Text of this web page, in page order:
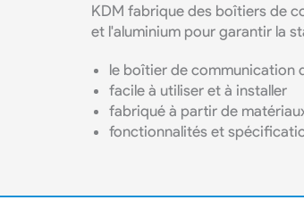
KDM fabrique des boîtiers de
et l'aluminium pour garantir la
le boîtier de communication
facile à utiliser et à installer
fabriqué à partir de
fonctionnalités et